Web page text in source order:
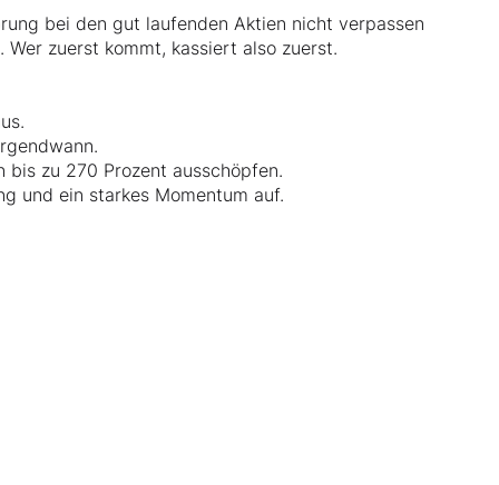
bei den gut laufenden Aktien nicht verpassen
zuerst kommt, kassiert also zuerst.
bis zu 270 Prozent ausschöpfen.
und ein starkes Momentum auf.